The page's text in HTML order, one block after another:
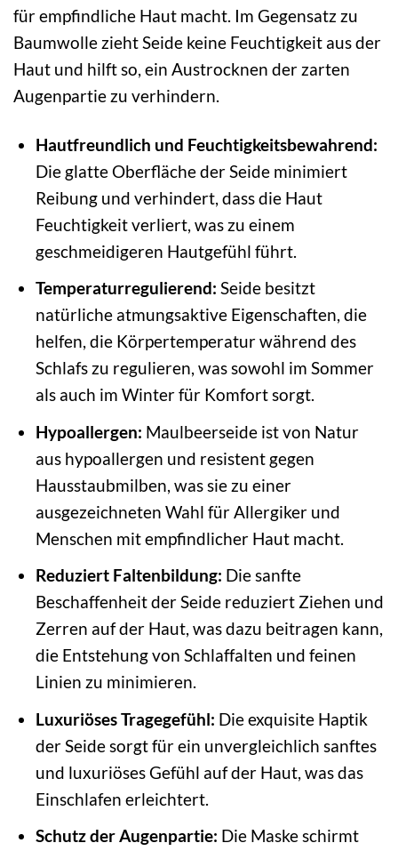
für empfindliche Haut macht. Im Gegensatz zu
Baumwolle zieht Seide keine Feuchtigkeit aus der
Haut und hilft so, ein Austrocknen der zarten
Augenpartie zu verhindern.
Hautfreundlich und Feuchtigkeitsbewahrend:
Die glatte Oberfläche der Seide minimiert
Reibung und verhindert, dass die Haut
Feuchtigkeit verliert, was zu einem
geschmeidigeren Hautgefühl führt.
Temperaturregulierend: Seide besitzt
natürliche atmungsaktive Eigenschaften, die
helfen, die Körpertemperatur während des
Schlafs zu regulieren, was sowohl im Sommer
als auch im Winter für Komfort sorgt.
Hypoallergen: Maulbeerseide ist von Natur
aus hypoallergen und resistent gegen
Hausstaubmilben, was sie zu einer
ausgezeichneten Wahl für Allergiker und
Menschen mit empfindlicher Haut macht.
Reduziert Faltenbildung: Die sanfte
Beschaffenheit der Seide reduziert Ziehen und
Zerren auf der Haut, was dazu beitragen kann,
die Entstehung von Schlaffalten und feinen
Linien zu minimieren.
Luxuriöses Tragegefühl: Die exquisite Haptik
der Seide sorgt für ein unvergleichlich sanftes
und luxuriöses Gefühl auf der Haut, was das
Einschlafen erleichtert.
Schutz der Augenpartie: Die Maske schirmt